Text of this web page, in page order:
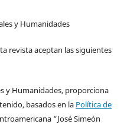
y Humanidades
revista aceptan las siguientes
y Humanidades, proporciona
basados en la Política de
“José Simeón